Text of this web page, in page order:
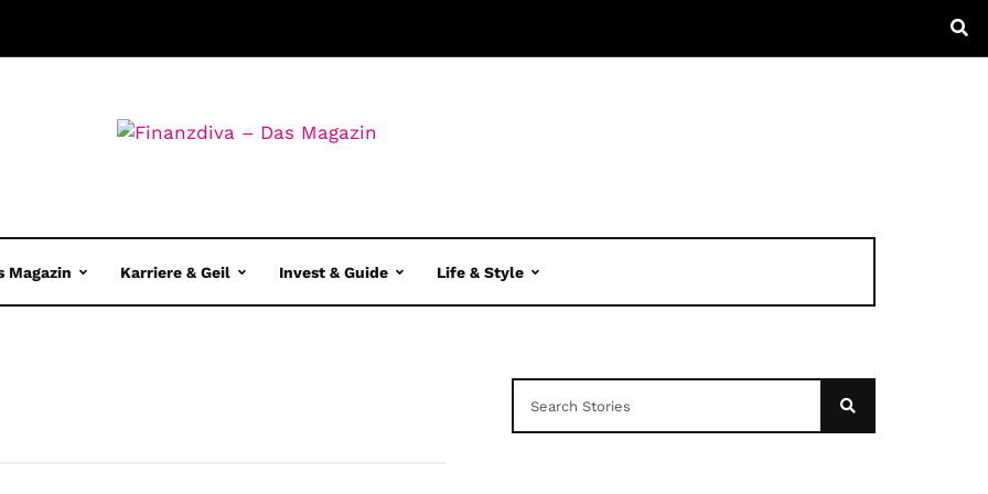
Magazin Karriere & Geil Invest & Guide Life & Style